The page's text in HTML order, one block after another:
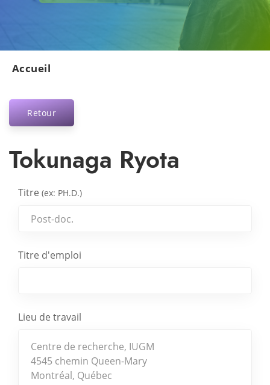
Accueil
Retour
Tokunaga Ryota
Titre (ex: PH.D.)
Titre d'emploi
Lieu de travail